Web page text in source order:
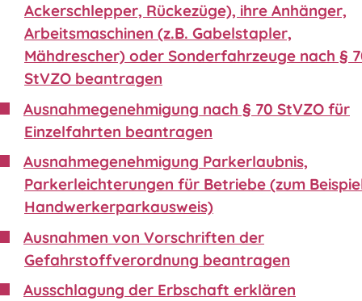
Ackerschlepper, Rückezüge), ihre Anhänger,
Arbeitsmaschinen (z.B. Gabelstapler,
Mähdrescher) oder Sonderfahrzeuge nach §
StVZO beantragen
Ausnahmegenehmigung nach § 70 StVZO für
Einzelfahrten beantragen
Ausnahmegenehmigung Parkerlaubnis,
Parkerleichterungen für Betriebe (zum
Handwerkerparkausweis)
Ausnahmen von Vorschriften der
Gefahrstoffverordnung beantragen
Ausschlagung der Erbschaft erklären